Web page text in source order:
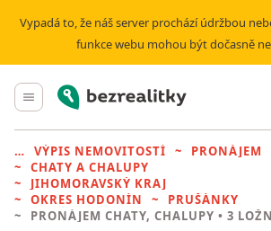
Vypadá to, že náš server prochází údržbou
funkce webu mohou být dočasně
Hlavní menu
Bezrealitky
VÝPIS NEMOVITOSTÍ
PRONÁJEM
CHATY A CHALUPY
JIHOMORAVSKÝ KRAJ
OKRES HODONÍN
PRUŠÁNKY
PRONÁJEM CHATY, CHALUPY • 3 LOŽNICE BEZ